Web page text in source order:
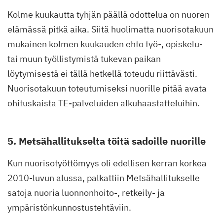
Kolme kuukautta tyhjän päällä odottelua on nuoren
elämässä pitkä aika. Siitä huolimatta nuorisotakuun
mukainen kolmen kuukauden ehto työ-, opiskelu-
tai muun työllistymistä tukevan paikan
löytymisestä ei tällä hetkellä toteudu riittävästi.
Nuorisotakuun toteutumiseksi nuorille pitää avata
ohituskaista TE-palveluiden alkuhaastatteluihin.
5. Metsähallitukselta töitä sadoille nuorille
Kun nuorisotyöttömyys oli edellisen kerran korkea
2010-luvun alussa, palkattiin Metsähallitukselle
satoja nuoria luonnonhoito-, retkeily- ja
ympäristönkunnostustehtäviin.